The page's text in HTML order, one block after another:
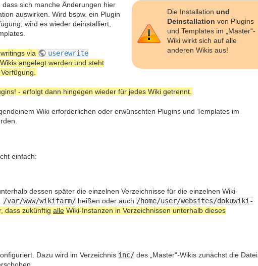
Die Installation und
Deinstallation von Plugins
und Templates im „Master“-
Wiki wirkt sich auf alle
anderen Wikis aus!
sich manche Änderungen hier
auswirken. Wird bspw. ein Plugin
wird es wieder deinstalliert,
via
userewrite
angelegt werden und steht
- erfolgt dann hingegen wieder für jedes Wiki getrennt.
Wiki erforderlichen oder erwünschten Plugins und Templates im
einfach:
dessen später die einzelnen Verzeichnisse für die einzelnen Wiki-
/var/www/wikifarm/ heißen oder auch /home/user/websites/dokuwiki-
dass zukünftig alle Wiki-Instanzen in Verzeichnissen unterhalb dieses
Dazu wird im Verzeichnis inc/ des „Master“-Wikis zunächst die Datei